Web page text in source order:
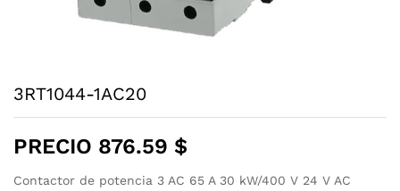
3RT1044-1AC20
PRECIO 876.59 $
Contactor de potencia 3 AC 65 A 30 kW/400 V 24 V AC